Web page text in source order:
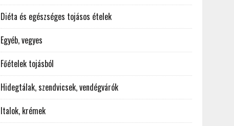
Diéta és egészséges tojásos ételek
Egyéb, vegyes
Főételek tojásból
Hidegtálak, szendvicsek, vendégvárók
Italok, krémek